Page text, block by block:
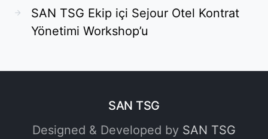
SAN TSG Ekip içi Sejour Otel Kontrat
Yönetimi Workshop’u
SAN TSG
Designed & Developed by SAN TSG